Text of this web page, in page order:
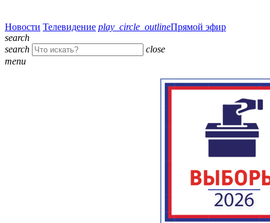
Новости Телевидение play_circle_outlineПрямой эфир
search
search
close
menu